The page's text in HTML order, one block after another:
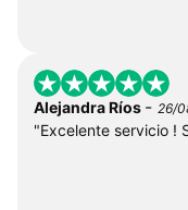
Alejandra Ríos - 26/
"Excelente servicio !